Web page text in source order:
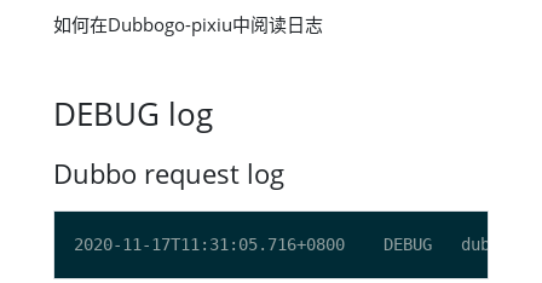
如何在Dubbogo-pixiu中阅读日志
DEBUG log
Dubbo request log
2020-11-17T11:31:05.716+0800    DEBUG